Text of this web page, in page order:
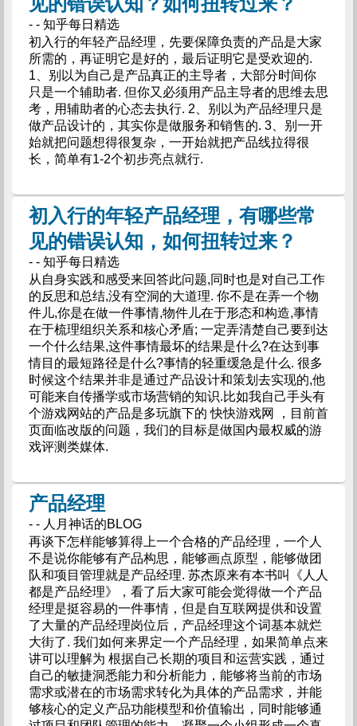
- - 知乎每日精选
初入行的年轻产品经理，先要保障负责的产品是大家
所需的，再证明它是好的，最后证明它是受欢迎的.
1、别以为自己是产品真正的主导者，大部分时间你
只是一个辅助者. 但你又必须用产品主导者的思维去思
考，用辅助者的心态去执行. 2、别以为产品经理只是
做产品设计的，其实你是做服务和销售的. 3、别一开
始就把问题想得很复杂，一开始就把产品线拉得很
长，简单有1-2个初步亮点就行.
初入行的年轻产品经理，有哪些常
见的错误认知，如何扭转过来？
- - 知乎每日精选
从自身实践和感受来回答此问题,同时也是对自己工作
的反思和总结,没有空洞的大道理. 你不是在弄一个物
件儿,你是在做一件事情,物件儿在于形态和构造,事情
在于梳理组织关系和核心矛盾; 一定弄清楚自己要到达
一个什么结果,这件事情最坏的结果是什么?在达到事
情目的最短路径是什么?事情的轻重缓急是什么. 很多
时候这个结果并非是通过产品设计和策划去实现的,他
可能来自传播学或市场营销的知识.比如我自己手头有
个游戏网站的产品是多玩旗下的 快快游戏网 ，目前首
页面临改版的问题，我们的目标是做国内最权威的游
戏评测类媒体.
产品经理
- - 人月神话的BLOG
再谈下怎样能够算得上一个合格的产品经理，一个人
不是说你能够有产品构思，能够画点原型，能够做团
队和项目管理就是产品经理. 苏杰原来有本书叫《人人
都是产品经理》，看了后大家可能会觉得做一个产品
经理是挺容易的一件事情，但是自互联网提供和设置
了大量的产品经理岗位后，产品经理这个词基本就烂
大街了. 我们如何来界定一个产品经理，如果简单点来
讲可以理解为 根据自己长期的项目和运营实践，通过
自己的敏捷洞悉能力和分析能力，能够将当前的市场
需求或潜在的市场需求转化为具体的产品需求，并能
够核心的定义产品功能模型和价值输出，同时能够通